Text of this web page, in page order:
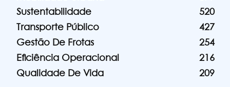
Sustentabilidade
520
Transporte Público
427
Gestão De Frotas
254
Eficiência Operacional
216
Qualidade De Vida
209